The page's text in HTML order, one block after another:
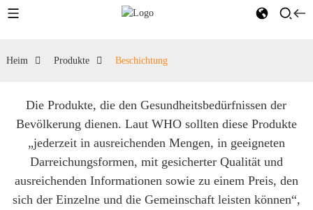
Heim Produkte Beschichtung
Die Produkte, die den Gesundheitsbedürfnissen der
Bevölkerung dienen. Laut WHO sollten diese Produkte
„jederzeit in ausreichenden Mengen, in geeigneten
Darreichungsformen, mit gesicherter Qualität und
ausreichenden Informationen sowie zu einem Preis, den
sich der Einzelne und die Gemeinschaft leisten können“,